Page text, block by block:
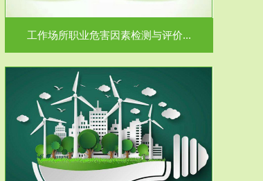
工作场所职业危害因素检测与评价...